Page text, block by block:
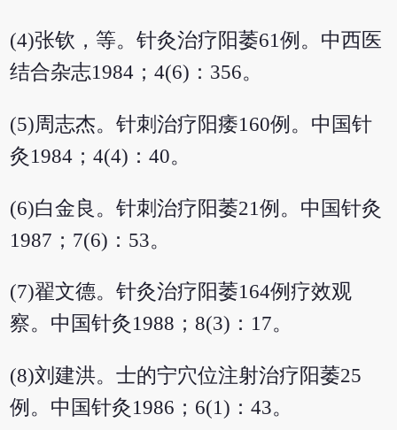
(4)张钦，等。针灸治疗阳萎61例。中西医
结合杂志1984；4(6)：356。
(5)周志杰。针刺治疗阳痿160例。中国针
灸1984；4(4)：40。
(6)白金良。针刺治疗阳萎21例。中国针灸
1987；7(6)：53。
(7)翟文德。针灸治疗阳萎164例疗效观
察。中国针灸1988；8(3)：17。
(8)刘建洪。士的宁穴位注射治疗阳萎25
例。中国针灸1986；6(1)：43。